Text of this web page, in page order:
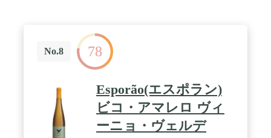
No.8 78
Esporão(エスポラン)
ビコ・アマレロ ヴィ
ーニョ・ヴェルデ